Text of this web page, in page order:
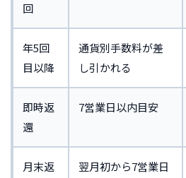
回
年5回
目以降
通貨別手数料が差
し引かれる
即時返
還
7営業日以内目安
月末返
翌月初から7営業日